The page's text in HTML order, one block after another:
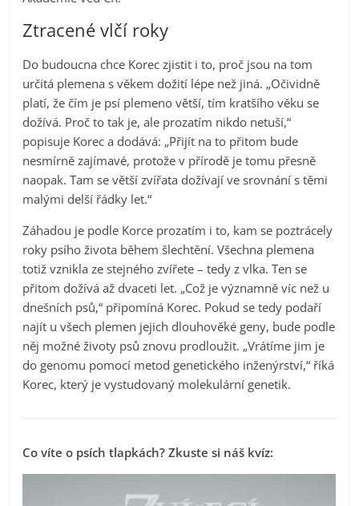
Ztracené vlčí roky
Do budoucna chce Korec zjistit i to, proč jsou na tom
určitá plemena s věkem dožití lépe než jiná. „Očividně
platí, že čím je psí plemeno větší, tím kratšího věku se
dožívá. Proč to tak je, ale prozatím nikdo netuší,“
popisuje Korec a dodává: „Přijít na to přitom bude
nesmírně zajímavé, protože v přírodě je tomu přesně
naopak. Tam se větší zvířata dožívají ve srovnání s těmi
malými delší řádky let.“
Záhadou je podle Korce prozatím i to, kam se poztrácely
roky psího života během šlechtění. Všechna plemena
totiž vznikla ze stejného zvířete – tedy z vlka. Ten se
přitom dožívá až dvaceti let. „Což je významně víc než u
dnešních psů,“ připomíná Korec. Pokud se tedy podaří
najít u všech plemen jejich dlouhověké geny, bude podle
něj možné životy psů znovu prodloužit. „Vrátíme jim je
do genomu pomocí metod genetického inženýrství,“ říká
Korec, který je vystudovaný molekulární genetik.
Co víte o psích tlapkách? Zkuste si náš kvíz: